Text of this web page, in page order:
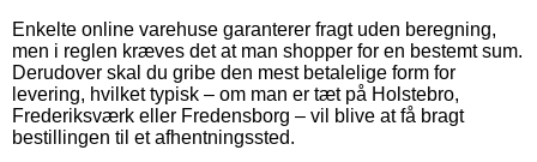
Enkelte online varehuse garanterer fragt uden beregning,
men i reglen kræves det at man shopper for en bestemt sum.
Derudover skal du gribe den mest betalelige form for
levering, hvilket typisk – om man er tæt på Holstebro,
Frederiksværk eller Fredensborg – vil blive at få bragt
bestillingen til et afhentningssted.